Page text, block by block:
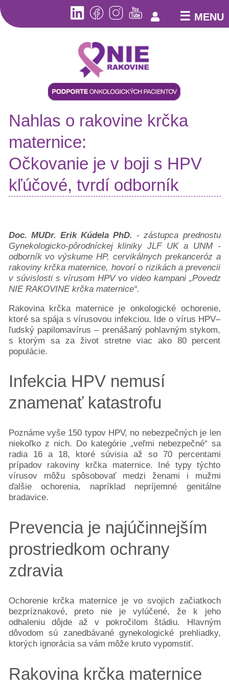
☰ MENU
Aktuality
sme
pacientom
poradňa
Pacientske
poradne
Pacientske
príručky
Mapa
pomoci
Klinické
skúšania
Podcasty
Diagnózy
Rakovina
prsníka
hrubého
čreva
Rakovina
prostaty
a
semenníkov
Rakovina
krčka
maternice
tumory
Rakovina
pľúc
močového
Rakovina
kože
Rakovina
vaječníkov
Podporte
darujme.sk
Nahlas o rakovine krčka
maternice:
Očkovanie je v boji s HPV
kľúčové, tvrdí odborník
Doc. MUDr. Erik Kúdela PhD. - zástupca prednostu
Gynekologicko-pôrodníckej kliniky JLF UK a UNM -
odborník vo výskume HP, cervikálnych prekanceróz a
rakoviny krčka maternice, hovorí o rizikách a prevencii
v súvislosti s vírusom HPV vo video kampani „Povedz
NIE RAKOVINE krčka maternice“.
Rakovina krčka maternice je onkologické ochorenie,
ktoré sa spája s vírusovou infekciou. Ide o vírus HPV–
ľudský papilomavírus – prenášaný pohlavným stykom,
s ktorým sa za život stretne viac ako 80 percent
populácie.
Infekcia HPV nemusí
znamenať katastrofu
Poznáme vyše 150 typov HPV, no nebezpečných je len
niekoľko z nich. Do kategórie „veľmi nebezpečné“ sa
radia 16 a 18, ktoré súvisia až so 70 percentami
prípadov rakoviny krčka maternice. Iné typy týchto
vírusov môžu spôsobovať medzi ženami i mužmi
ďalšie ochorenia, napríklad nepríjemné genitálne
bradavice.
Prevencia je najúčinnejším
prostriedkom ochrany
zdravia
Ochorenie krčka maternice je vo svojich začiatkoch
bezpríznakové, preto nie je vylúčené, že k jeho
odhaleniu dôjde až v pokročilom štádiu. Hlavným
dôvodom sú zanedbávané gynekologické prehliadky,
ktorých ignorácia sa vám môže kruto vypomstiť.
Rakovina krčka maternice